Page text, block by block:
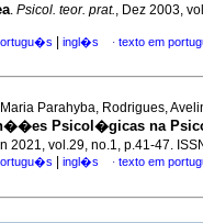
. Psicol. teor. prat., Dez 2003,
ingl�s · texto em
Parahyba, Rodrigues,
Psicol�gicas na
2021, vol.29, no.1, p.41-47.
ingl�s · texto em